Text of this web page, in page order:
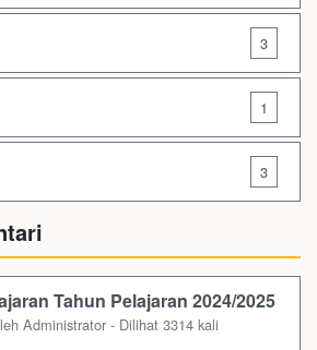
3
1
3
Tahun Pelajaran 2024/2025
Administrator - Dilihat 3314 kali